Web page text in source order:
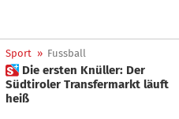
Sport » Fussball
 Die ersten Knüller: Der
Südtiroler Transfermarkt läuft
heiß